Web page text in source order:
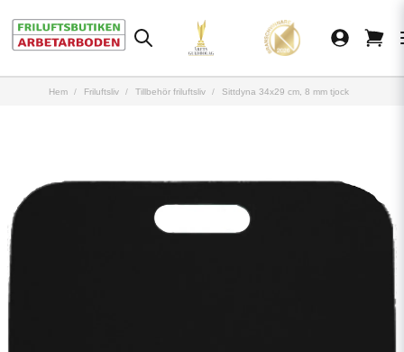
Hem Friluftsliv Tillbehör friluftsliv Sittdyna 34x29 cm, 8 mm tjock